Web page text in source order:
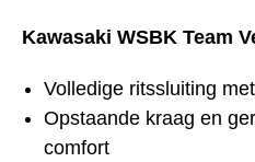
Kawasaki WSBK Team
Volledige ritssluiting
Opstaande kraag en
comfort